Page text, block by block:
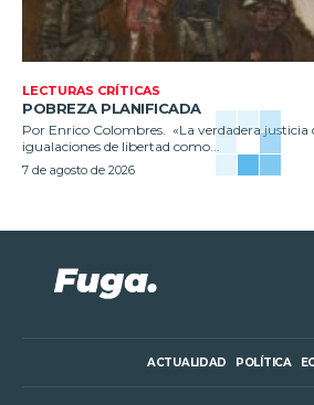
LECTURAS CRÍTICAS
POBREZA PLANIFICADA
Por Enrico Colombres. «La verdadera justicia
igualaciones de libertad como...
7 de agosto de 2026
ACTUALIDAD POLÍTICA